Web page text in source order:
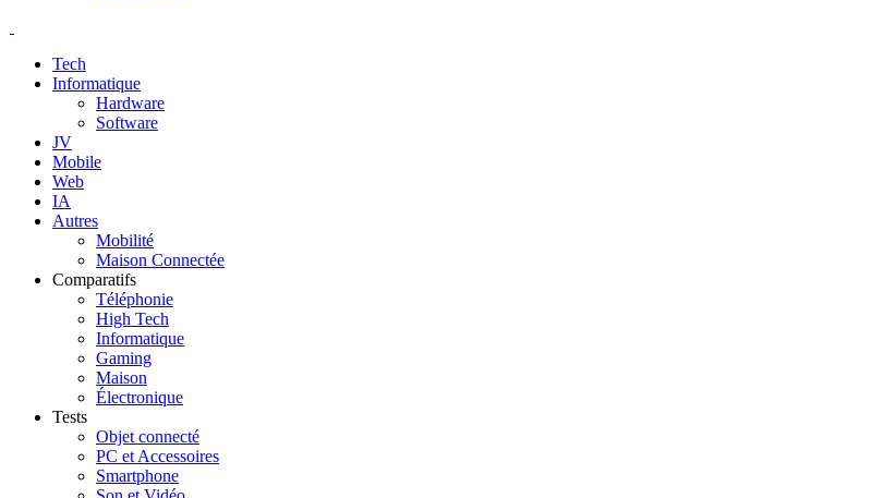
Tech
Informatique
Hardware
Software
JV
Mobile
Web
IA
Autres
Mobilité
Maison Connectée
Comparatifs
Téléphonie
High Tech
Informatique
Gaming
Maison
Électronique
Tests
Objet connecté
PC et Accessoires
Smartphone